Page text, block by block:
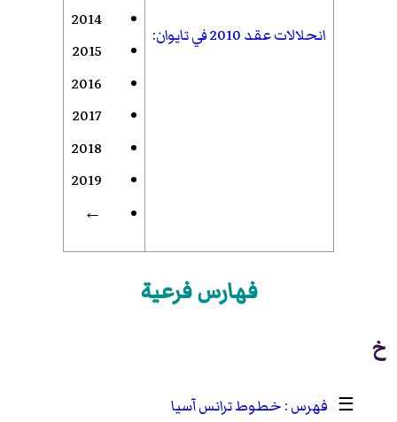
انحلالات عقد 2010 في تايوان :
2014
2015
2016
2017
2018
2019
←
فهارس فرعية
خ
☰ خطوط ترانس آسيا